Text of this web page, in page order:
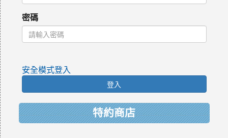
密碼
安全模式登入
登入
特約商店